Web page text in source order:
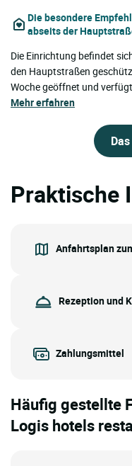
Die besondere
abseits der
Die Einrichtung befindet
den Hauptstraßen
Woche geöffnet und
Mehr erfahren
Praktische
Anfahrtsplan
Rezeption und
Zahlungsmittel
Häufig gestellte
Logis hotels